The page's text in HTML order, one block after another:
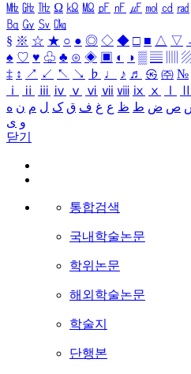
㎒ ㎓ ㎔ Ω ㏀ ㏁ ㎊ ㎋ ㎌ ㏖ ㏅ ㎭
㏃ ㏉ ㏜ ㏆
§ ※ ☆ ★ ○ ● ◎ ◇ ◆ □ ■ △ ▽
♠ ♡ ♥ ♧ ♣ ⊙ ◈ ▣ ◐ ◑ ▒ ▤
‡ ↕ ↗ ↙ ↖ ↘ ♭ ♩ ♪ ♬ ㉿ ㈜ №
ⅰ
ⅱ ⅲ ⅳ ⅴ ⅵ ⅶ ⅷ ⅸ ⅹ
ص ض ط ظ ع غ ف ق ک ل م ن ه
و ی
닫기
통합검색
국내학술논문
학위논문
해외학술논문
학술지
단행본